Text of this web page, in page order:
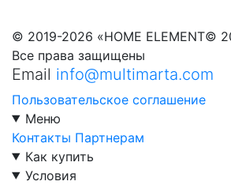
© 2019-2026 «HOME ELEMENT©
Все права защищены
Email info@multimarta.com
Пользовательское соглашение
Меню
Контакты Партнерам
Как купить
Условия